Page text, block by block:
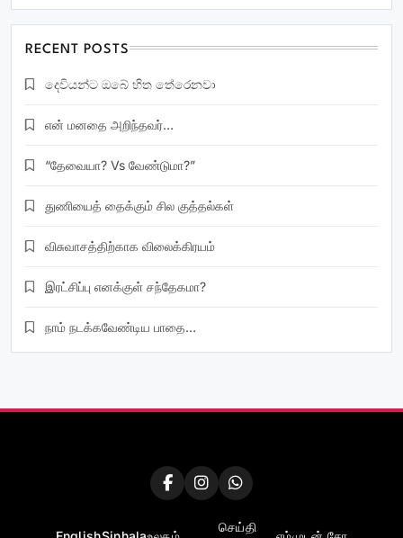
RECENT POSTS
දෙවියන්ට ඔබේ හිත තේරෙනවා
என் மனதை அறிந்தவர்…
“தேவையா? Vs வேண்டுமா?”
துணியைத் தைக்கும் சில குத்தல்கள்
விசுவாசத்திற்காக விலைக்கிரயம்
இரட்சிப்பு எனக்குள் சந்தேகமா?
நாம் நடக்கவேண்டிய பாதை…
செய்தி